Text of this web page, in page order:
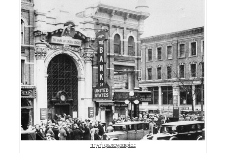
πηγή φωτογραφίας